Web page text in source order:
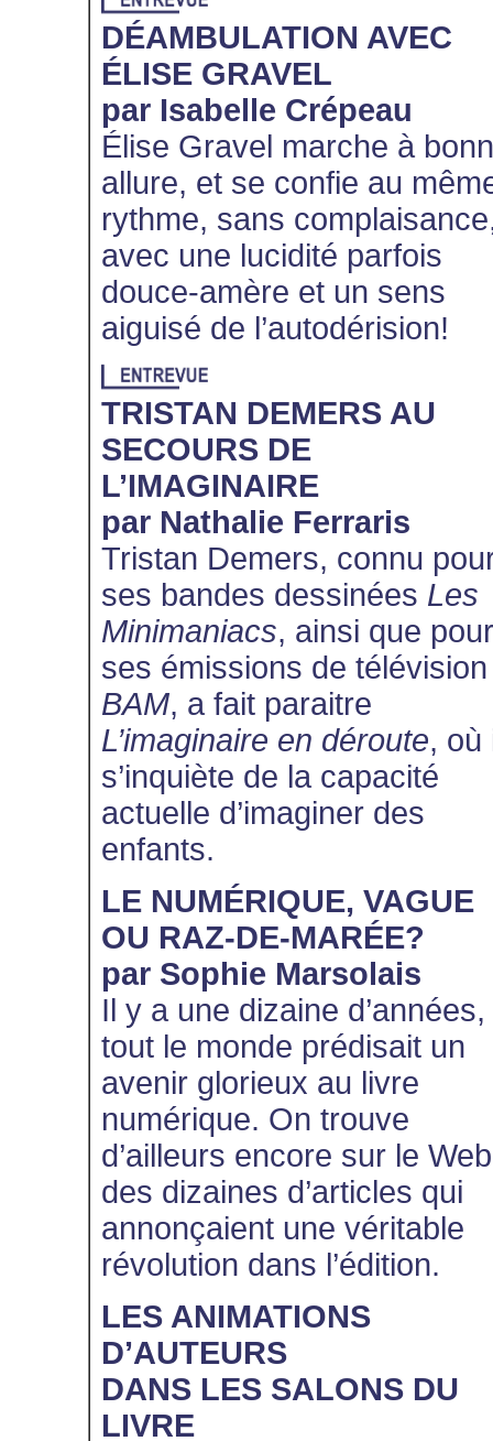
DÉAMBULATION AVEC
ÉLISE GRAVEL
par Isabelle Crépeau
Élise Gravel marche à
allure, et se confie au
rythme, sans
avec une lucidité parfois
douce-amère et un sens
aiguisé de l’autodérision!
TRISTAN DEMERS AU
SECOURS DE
L’IMAGINAIRE
par Nathalie Ferraris
Tristan Demers, connu
ses bandes dessinées Les
Minimaniacs, ainsi que pour
ses émissions de télévision
BAM, a fait paraitre
L’imaginaire en déroute, où
s’inquiète de la capacité
actuelle d’imaginer des
enfants.
LE NUMÉRIQUE, VAGUE
OU RAZ-DE-MARÉE?
par Sophie Marsolais
Il y a une dizaine d’années,
tout le monde prédisait un
avenir glorieux au livre
numérique. On trouve
d’ailleurs encore sur le Web
des dizaines d’articles qui
annonçaient une véritable
révolution dans l’édition.
LES ANIMATIONS
D’AUTEURS
DANS LES SALONS DU
LIVRE